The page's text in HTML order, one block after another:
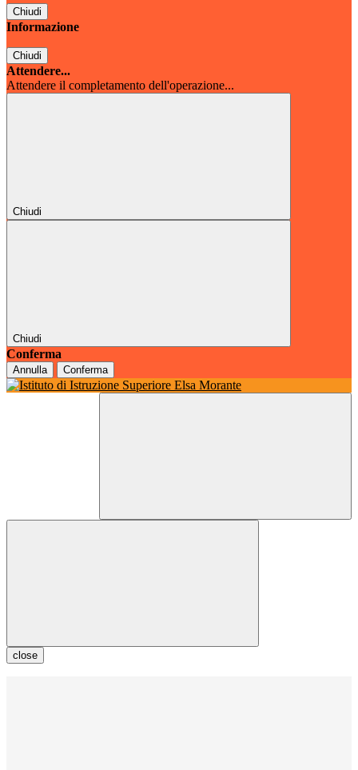
Chiudi
Informazione
Chiudi
Attendere...
Attendere il completamento dell'operazione...
Chiudi
Chiudi
Conferma
Annulla Conferma
close